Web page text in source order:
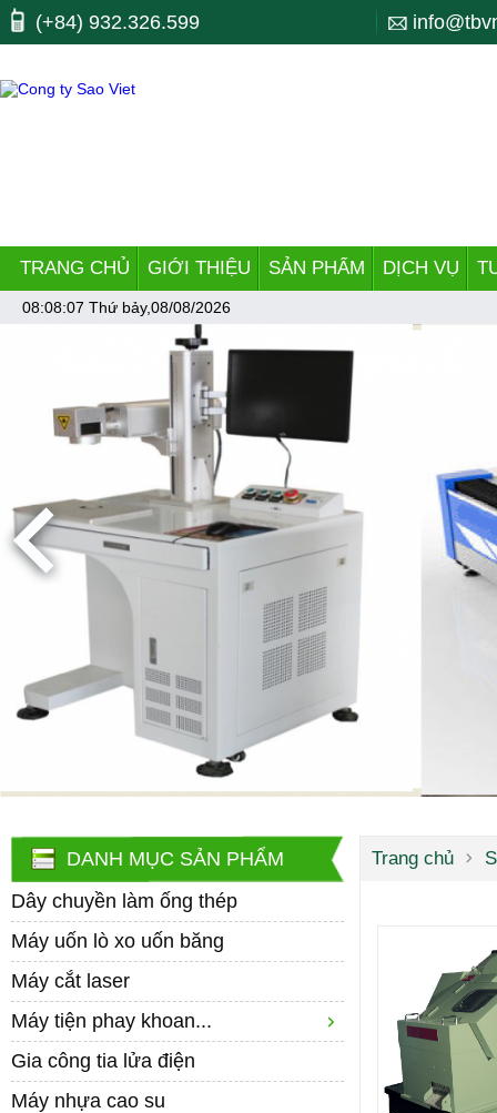
Máy công cụ, may cong cu, CNC, máy cnc, trung tam gia cong, ttgc,
bending, lò xo, nhiet luyen, quenching, tube making machine, dây
(+84) 932.326.599
TRANG CHỦ GIỚI THIỆU SẢN PHẨM DỊCH VỤ
08:08:07 Thứ bảy,08/08/2026
DANH MỤC SẢN PHẨM
Dây chuyền làm ống thép
Máy uốn lò xo uốn băng
Máy cắt laser
Máy tiện phay khoan...
Gia công tia lửa điện
Máy nhựa cao su
Trang chủ